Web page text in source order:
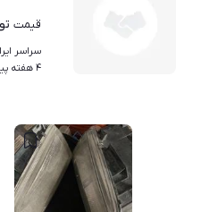
قیمت
سراسر
۴ هفته پیش